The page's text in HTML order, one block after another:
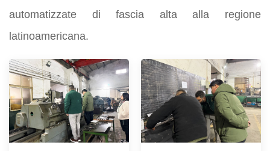
automatizzate di fascia alta alla regione
latinoamericana.